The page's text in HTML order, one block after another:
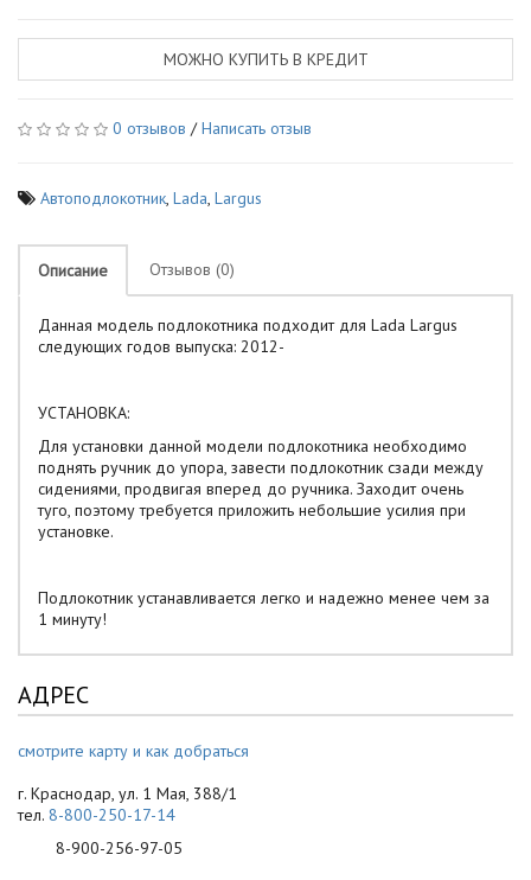
МОЖНО КУПИТЬ В КРЕДИТ
0 отзывов /Написать отзыв
Автоподлокотник, Lada, Largus
Описание Отзывов (0)
Данная модель подлокотника подходит для Lada Largus
следующих годов выпуска: 2012-
УСТАНОВКА:
Для установки данной модели подлокотника необходимо
поднять ручник до упора, завести подлокотник сзади между
сидениями, продвигая вперед до ручника. Заходит очень
туго, поэтому требуется приложить небольшие усилия при
установке.
Подлокотник устанавливается легко и надежно менее чем за
1 минуту!
АДРЕС
смотрите карту и как добраться
г. Краснодар, ул. 1 Мая, 388/1
тел. 8-800-250-17-14
8-900-256-97-05